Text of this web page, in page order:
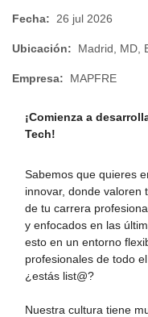
Fecha: 26 jul 2026
Ubicación: Madrid, MD,
Empresa: MAPFRE
¡Comienza a
Tech!
Sabemos que quieres
innovar, donde valoren
de tu carrera
y enfocados en las
esto en un entorno
profesionales de todo
¿estás list@?
Nuestra cultura tiene